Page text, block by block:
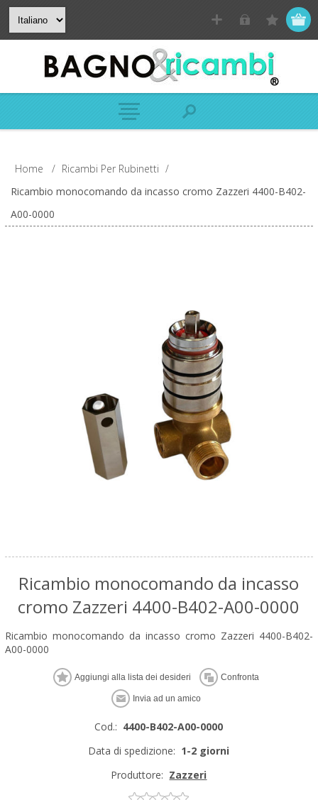
Home / Ricambi Per Rubinetti /
Ricambio monocomando da incasso cromo Zazzeri 4400-B402-
A00-0000
Ricambio monocomando da incasso
cromo Zazzeri 4400-B402-A00-0000
Ricambio monocomando da incasso cromo Zazzeri 4400-B402-
A00-0000
Cod.: 4400-B402-A00-0000
Data di spedizione: 1-2 giorni
Produttore: Zazzeri